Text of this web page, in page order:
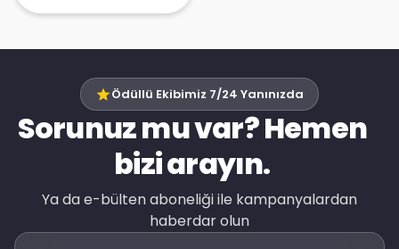
Ödüllü Ekibimiz 7/24 Yanınızda
Sorunuz mu var? Hemen
bizi arayın.
Ya da e-bülten aboneliği ile kampanyalardan
haberdar olun